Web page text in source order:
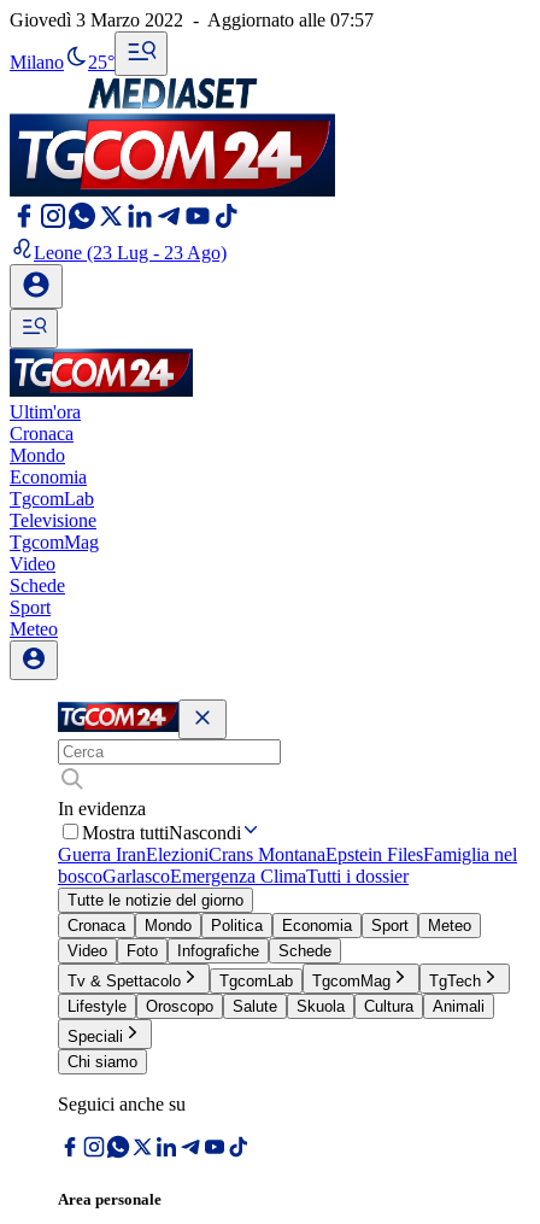
Giovedì 3 Marzo 2022 - Aggiornato alle 07:57
Milano 25°
Leone (23 Lug - 23 Ago)
Ultim'ora
Cronaca
Mondo
Economia
TgcomLab
Televisione
TgcomMag
Video
Schede
Sport
Meteo
In evidenza
Mostra tuttiNascondi
Guerra IranElezioniCrans MontanaEpstein FilesFamiglia nel
boscoGarlascoEmergenza ClimaTutti i dossier
Tutte le notizie del giorno
Cronaca
Mondo Politica Economia Sport
Meteo
Video
Foto Infografiche
Schede
Tv & Spettacolo
TgcomLab TgcomMag
TgTech
Lifestyle
Oroscopo Salute Skuola Cultura
Animali
Speciali
Chi siamo
Seguici anche su
Area personale